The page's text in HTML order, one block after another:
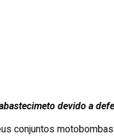
devido a
conjuntos